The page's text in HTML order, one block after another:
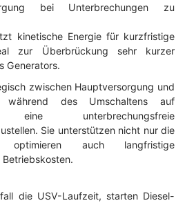
bei Unterbrechungen zu
kinetische Energie für kurzfristige
zur Überbrückung sehr kurzer
Generators.
zwischen Hauptversorgung und
des Umschaltens auf
eine unterbrechungsfreie
Sie unterstützen nicht nur die
optimieren auch langfristige
die USV-Laufzeit, starten Diesel-